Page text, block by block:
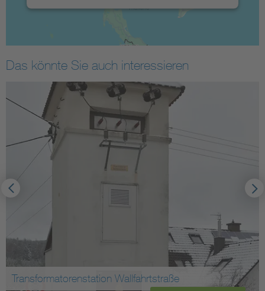
Das könnte Sie auch interessieren
Transformatorenstation Wallfahrtstraße